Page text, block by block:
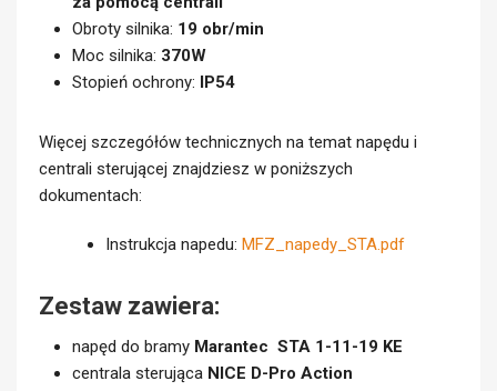
Zasilanie:3N~400V, wtyczka CEE
Wariant otwierania ręcznego:
otwierania
Wariant wyłączników krańcowych:
Ustawianie krańcowych położeń bramy:z podłoża,
za pomocą centrali
Obroty silnika:
Stopień ochrony:IP54
Więcej szczegółów technicznych na temat napędu i
centrali sterującej znajdziesz w poniższych
dokumentach: